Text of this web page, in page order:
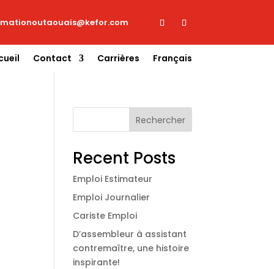
Contact Carrières Français
Rechercher
Recent Posts
Emploi Estimateur
Emploi Journalier
Cariste Emploi
D’assembleur à assistant
contremaître, une histoire
inspirante!